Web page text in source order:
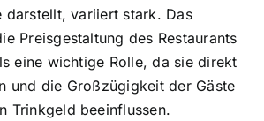
darstellt, variiert stark. Das
Preisgestaltung des Restaurants
eine wichtige Rolle, da sie direkt
und die Großzügigkeit der Gäste
Trinkgeld beeinflussen.